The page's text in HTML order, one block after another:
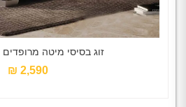
זוג בסיסי מיטה מרופדים
2,590 ₪‎